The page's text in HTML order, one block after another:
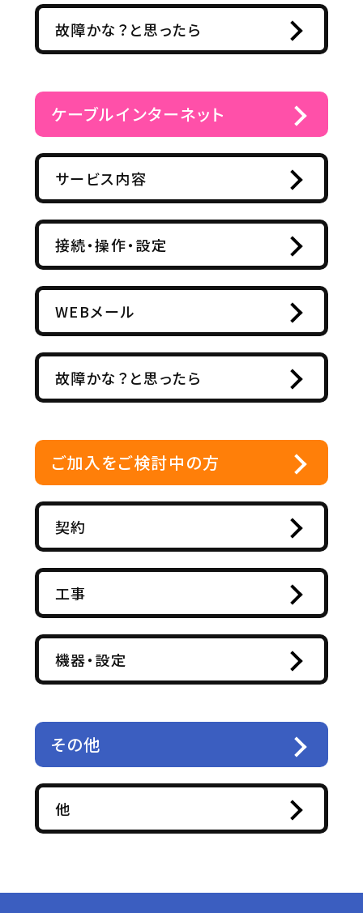
故障かな？と思ったら
ご加入をご検討中の方
契約
工事
機器・設定
ケーブルインターネット
サービス内容
接続・操作・設定
WEBメール
故障かな？と思ったら
その他
他